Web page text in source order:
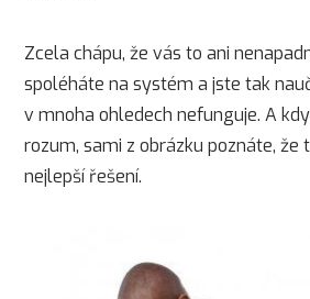
Zcela chápu, že vás to ani
spoléháte na systém a jste tak
v mnoha ohledech nefunguje. A
rozum, sami z obrázku poznáte, že
nejlepší řešení.